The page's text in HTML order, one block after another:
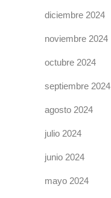
diciembre 2024
noviembre 2024
octubre 2024
septiembre 2024
agosto 2024
julio 2024
junio 2024
mayo 2024